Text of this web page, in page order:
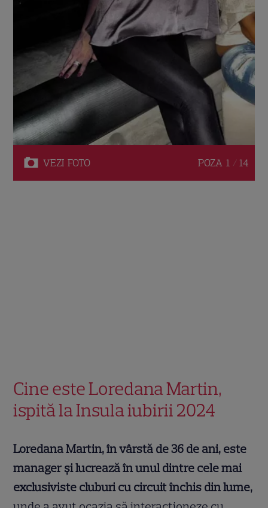
VEZI FOTO POZA 1 / 14
Cine este Loredana Martin,
ispită la Insula iubirii 2024
Loredana Martin, în vârstă de 36 de ani, este
manager și lucrează în unul dintre cele mai
exclusiviste cluburi cu circuit închis din lume,